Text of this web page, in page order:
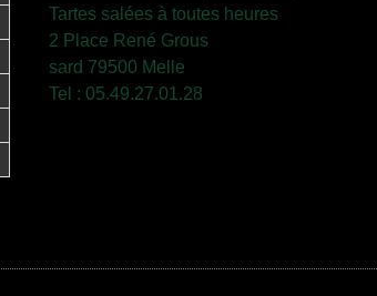
Tartes salées à toutes heures
2 Place René Grous
sard 79500 Melle
Tel : 05.49.27.01.28